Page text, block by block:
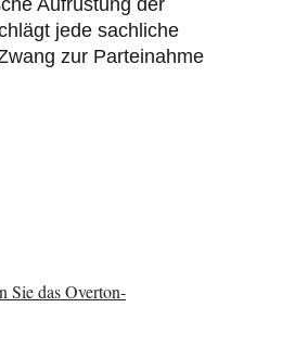
Aufrüstung der
jede sachliche
zur Parteinahme